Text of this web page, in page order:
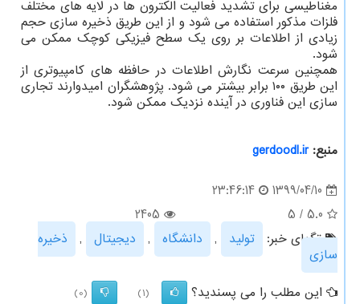
مغناطیسی برای تشدید فعالیت الکترون ها در لایه های مختلف
فلزات مذکور استفاده می شود و از این طریق ذخیره سازی حجم
زیادی از اطلاعات بر روی یک سطح فیزیکی کوچک ممکن می
شود.
همچنین سرعت نگارش اطلاعات در حافظه های کامپیوتری از
این طریق ۱۰۰ برابر بیشتر می شود. پژوهشگران امیدوارند تجاری
سازی این فناوری در آینده نزدیک ممکن شود.
منبع:gerdoodl.ir
1399/04/10
23:46:14
5.0
/
5
2405
تگهای خبر:
تولید , دانشگاه , دیجیتال ,
ذخیره
سازی
این مطلب را می پسندید؟
(1)
(0)